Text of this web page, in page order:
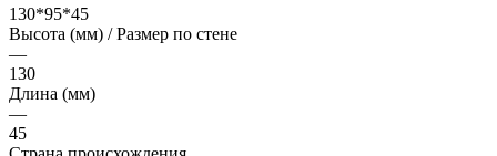
130*95*45
Высота (мм) / Размер по стене
—
130
Длина (мм)
—
45